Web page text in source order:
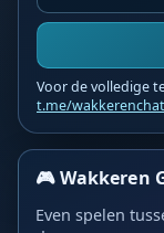
Voor de volledige
t.me/wakkerenchat
🎮 Wakkeren
Even spelen